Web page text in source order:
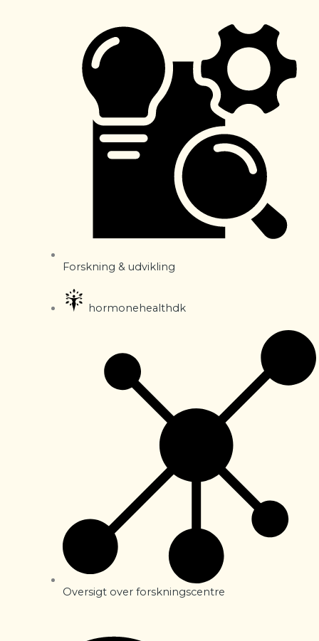
Forskning & udvikling
hormonehealthdk
Oversigt over forskningscentre